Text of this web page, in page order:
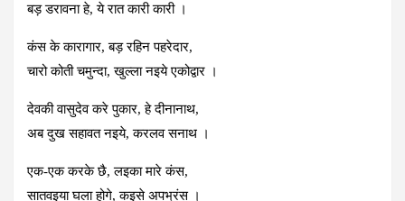
बड़ डरावना हे, ये रात कारी कारी ।
कंस के कारागार, बड़ रहिन पहरेदार,
चारो कोती चमुन्दा, खुल्ला नइये एकोद्वार ।
देवकी वासुदेव करे पुकार, हे दीनानाथ,
अब दुख सहावत नइये, करलव सनाथ ।
एक-एक करके छै, लइका मारे कंस,
सातवइया घला होगे, कइसे अपभ्रंस ।